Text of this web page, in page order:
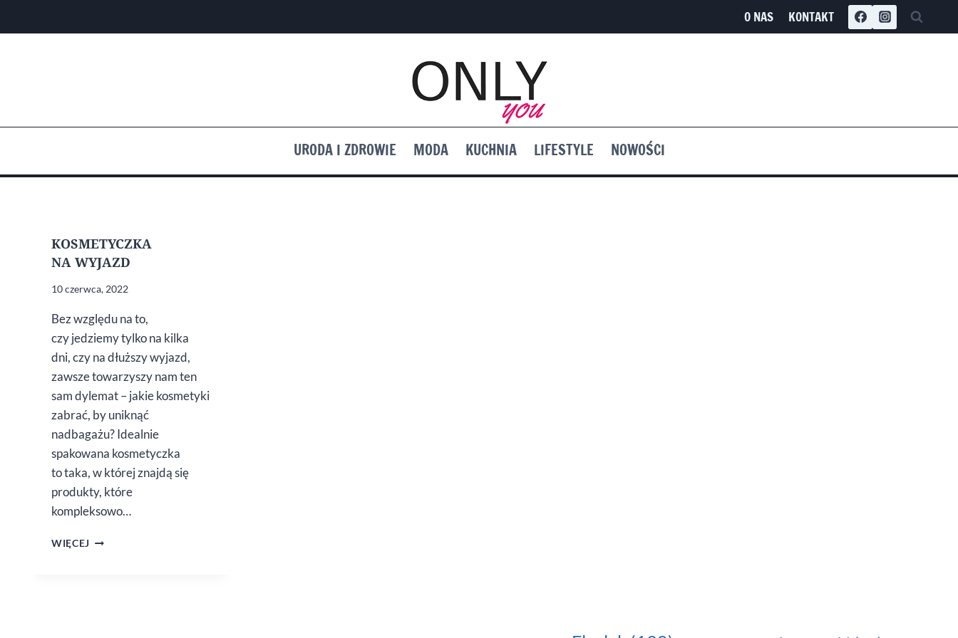
O NAS KONTAKT
URODA I ZDROWIE MODA KUCHNIA LIFESTYLE NOWOŚCI
KOSMETYCZKA
NA WYJAZD
10 czerwca, 2022
Bez względu na to,
czy jedziemy tylko na kilka
dni, czy na dłuższy wyjazd,
zawsze towarzyszy nam ten
sam dylemat – jakie kosmetyki
zabrać, by uniknąć
nadbagażu? Idealnie
spakowana kosmetyczka
to taka, w której znajdą się
produkty, które
kompleksowo…
WIĘCEJ KOSMETYCZKA